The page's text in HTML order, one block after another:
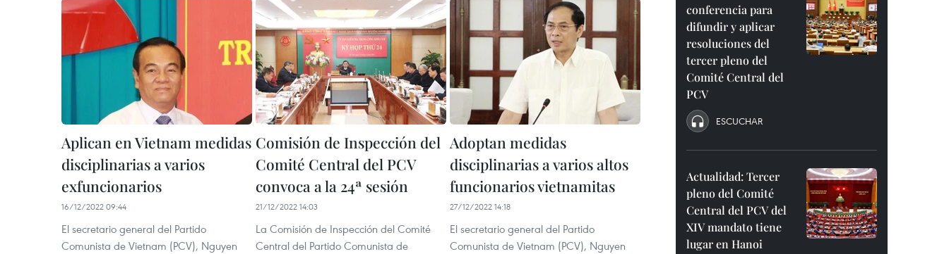
Aplican en Vietnam medidas
disciplinarias a varios
exfuncionarios
16/12/2022 09:44
El secretario general del Partido
Comunista de Vietnam (PCV), Nguyen
Comisión de Inspección del
Comité Central del PCV
convoca a la 24ª sesión
21/12/2022 14:03
La Comisión de Inspección del Comité
Central del Partido Comunista de
Adoptan medidas
disciplinarias a varios altos
funcionarios vietnamitas
27/12/2022 14:18
El secretario general del Partido
Comunista de Vietnam (PCV), Nguyen
conferencia para
difundir y aplicar
resoluciones del
tercer pleno del
Comité Central del
PCV
ESCUCHAR
Actualidad: Tercer
pleno del Comité
Central del PCV del
XIV mandato tiene
lugar en Hanoi